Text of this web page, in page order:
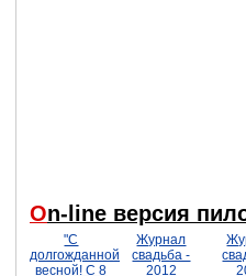
On-line версия
"С
долгожданной
весной! С 8
Журнал
свадьба -
2012